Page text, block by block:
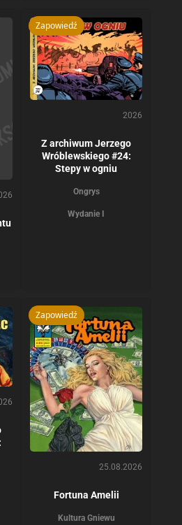
Zapowiedź
2026
Z archiwum Jerzego
Wróblewskiego #24:
Stepy w ogniu
Ongrys
Wydanie I
Zapowiedź
25.08.2026
Fortuna Amelii
Kultura Gniewu